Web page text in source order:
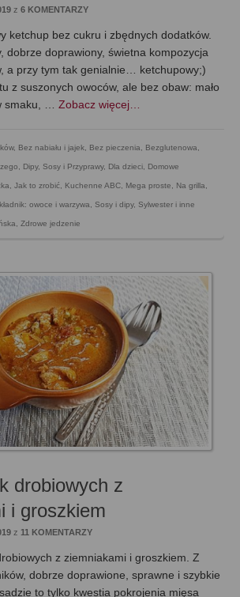
z 6 KOMENTARZY
ketchup bez cukru i zbędnych dodatków.
dobrze doprawiony, świetna kompozycja
a przy tym tak genialnie… ketchupowy;)
z suszonych owoców, ale bez obaw: mało
smaku, … Zobacz więcej…
, Bez nabiału i jajek, Bez pieczenia, Bezglutenowa,
, Dipy, Sosy i Przyprawy, Dla dzieci, Domowe
, Jak to zrobić, Kuchenne ABC, Mega proste, Na grilla,
owoce i warzywa, Sosy i dipy, Sylwester i inne
, Zdrowe jedzenie
drobiowych z
i groszkiem
z 11 KOMENTARZY
z ziemniakami i groszkiem. Z
dobrze doprawione, sprawne i szybkie
to tylko kwestia pokrojenia mięsa